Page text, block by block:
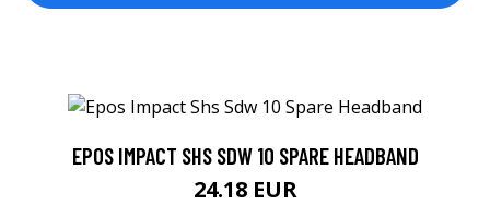
EPOS IMPACT SHS SDW 10 SPARE HEADBAND
24.18 EUR